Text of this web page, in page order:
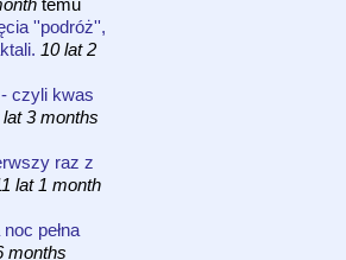
''podróż'',
10 lat 2
czyli kwas
lat 3 months
raz z
lat 1 month
pełna
months